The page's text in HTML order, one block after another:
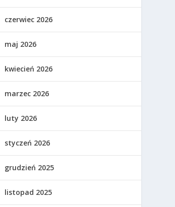
czerwiec 2026
maj 2026
kwiecień 2026
marzec 2026
luty 2026
styczeń 2026
grudzień 2025
listopad 2025